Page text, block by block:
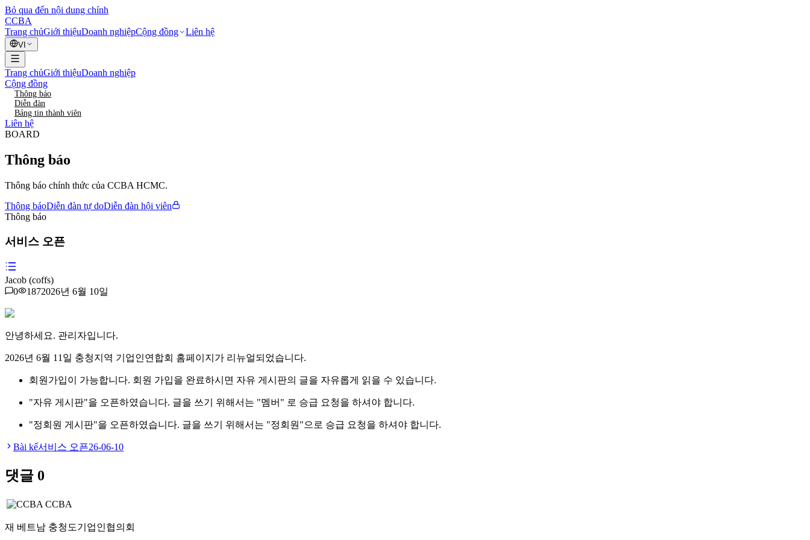
Bỏ qua đến nội dung chính
CCBA
Trang chủGiới thiệuDoanh nghiệpCộng đồng Liên hệ
VI
Trang chủGiới thiệuDoanh nghiệp
Cộng đồng
Thông báo
Diễn đàn
Bảng tin thành viên
Liên hệ
BOARD
Thông báo
Thông báo chính thức của CCBA HCMC.
Thông báoDiễn đàn tự doDiễn đàn hội viên
Thông báo
서비스 오픈
Jacob (coffs)
0
1872026년 6월 10일
안녕하세요. 관리자입니다.
2026년 6월 11일 충청지역 기업인연합회 홈페이지가 리뉴얼되었습니다.
회원가입이 가능합니다. 회원 가입을 완료하시면 자유 게시판의 글을 자유롭게 읽을 수 있습니다.
"자유 게시판"을 오픈하였습니다. 글을 쓰기 위해서는 "멤버" 로 승급 요청을 하셔야 합니다.
"정회원 게시판"을 오픈하였습니다. 글을 쓰기 위해서는 "정회원"으로 승급 요청을 하셔야 합니다.
Bài kế서비스 오픈26-06-10
댓글 0
CCBA
재 베트남 충청도기업인협의회